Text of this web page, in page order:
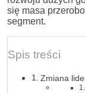
się masa
segment.
Spis treści
Zmiana